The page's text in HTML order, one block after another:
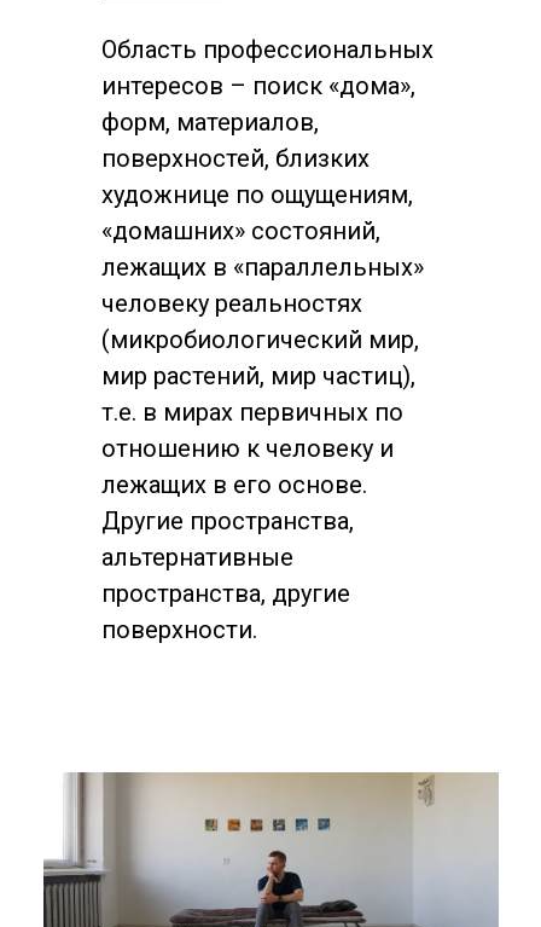
Область профессиональных
интересов – поиск «дома»,
форм, материалов,
поверхностей, близких
художнице по ощущениям,
«домашних» состояний,
лежащих в «параллельных»
человеку реальностях
(микробиологический мир,
мир растений, мир частиц),
т.е. в мирах первичных по
отношению к человеку и
лежащих в его основе.
Другие пространства,
альтернативные
пространства, другие
поверхности.